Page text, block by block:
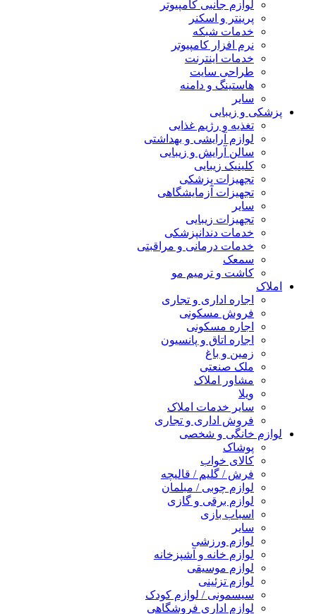
لوازم جانبی کامپیوتر
پرینتر و اسکنر
خدمات شبکه
نرم افزار کامپیوتر
خدمات اینترنت
طراحی سایت
هاستینگ و دامنه
سایر
پزشکی و زیبایی
تغذیه و رژیم غذایی
لوازم آرایشی و بهداشتی
سالن آرایش و زیبایی
کلینیک زیبایی
تجهیزات پزشکی
تجهیزات آزمایشگاهی
سایر
تجهیزات زیبایی
خدمات دندانپزشکی
خدمات درمانی و مراقبتی
سمعک
کاشت و ترمیم مو
املاک
اجاره اداری و تجاری
فروش مسکونی
اجاره مسکونی
اجاره اتاق و پانسیون
زمین و باغ
ملک صنعتی
مشاور املاک
ویلا
سایر خدمات املاک
فروش اداری و تجاری
لوازم خانگی و شخصی
پوشاک
کالای خواب
فرش / گلیم / قالیچه
لوازم چوبی / مبلمان
لوازم برقی و گازی
اسباب بازی
سایر
لوازم ورزشی
لوازم خانه و آشپزخانه
لوازم موسیقی
لوازم تزئینی
سیسمونی / لوازم کودک
لوازم اداری فروشگاهی